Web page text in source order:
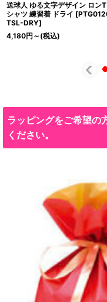
送球人 ゆる文字デザイン ロン
シャツ 練習着 ドライ [
TSL-DRY]
4,180円 ～ (税込)
ラッピングをご希望の
ください。